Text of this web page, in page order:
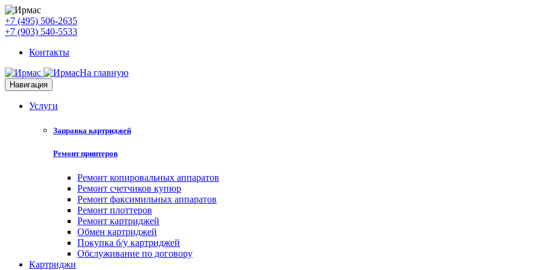
+7 (495) 506-2635
+7 (903) 540-5533
Контакты
На главную
Навигация
Услуги
Заправка картриджей
Ремонт принтеров
Ремонт копировальных аппаратов
Ремонт счетчиков купюр
Ремонт факсимильных аппаратов
Ремонт плоттеров
Ремонт картриджей
Обмен картриджей
Покупка б/у картриджей
Обслуживание по договору
Картриджи